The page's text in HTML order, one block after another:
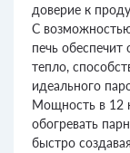
доверие к
С
печь
тепло,
идеального
Мощность в 12
обогревать
быстро